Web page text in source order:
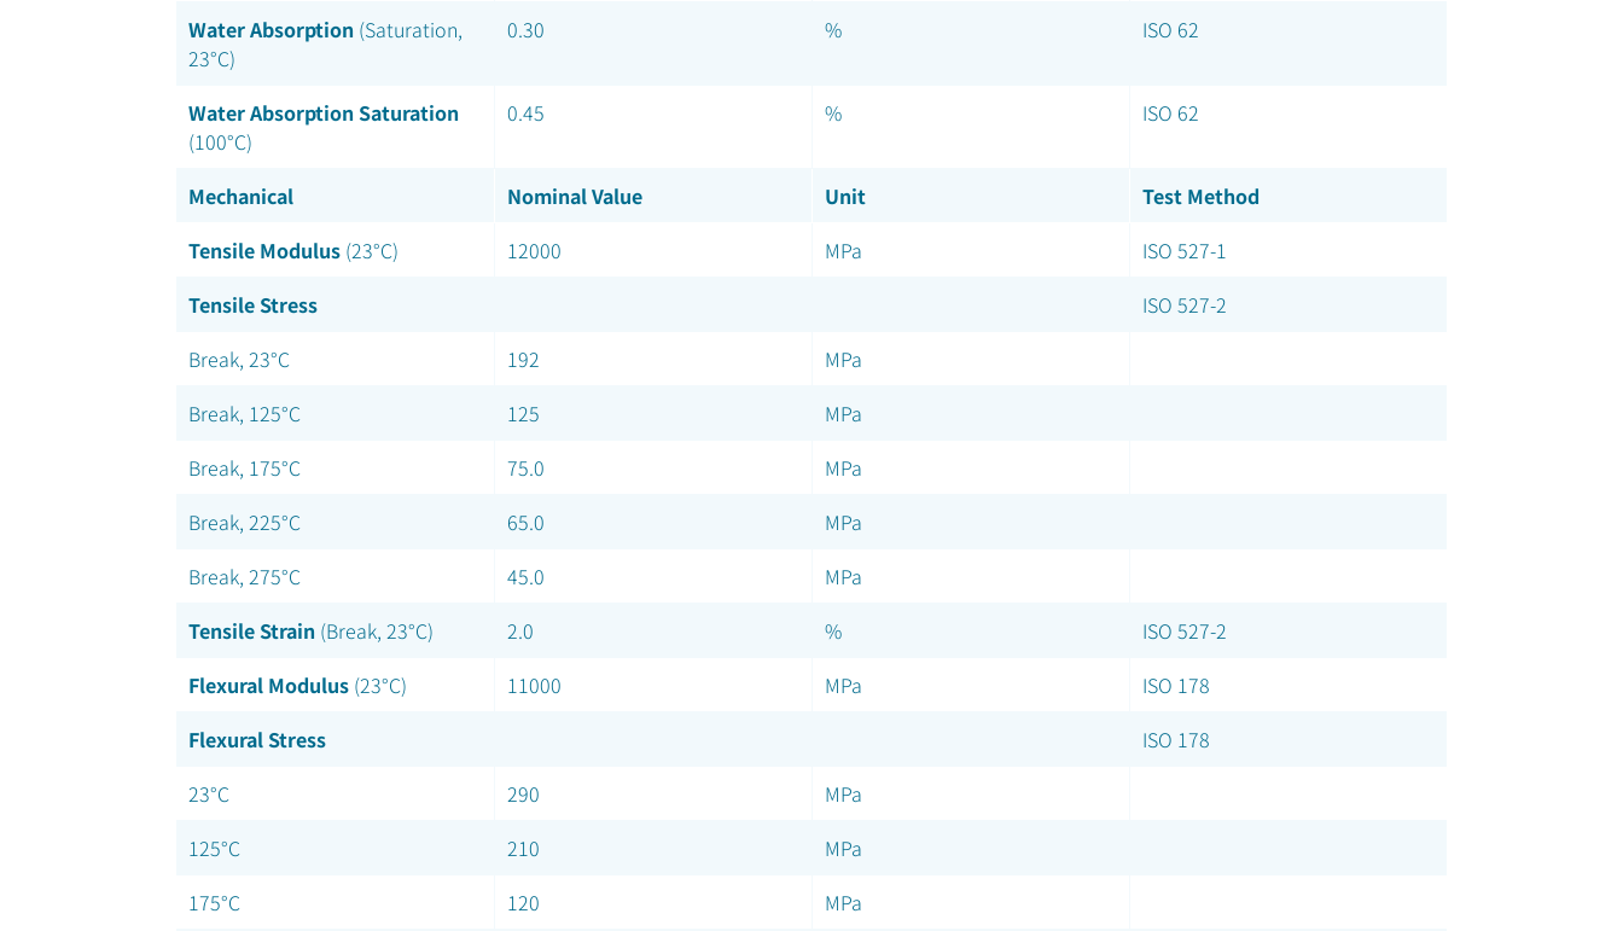
Water Absorption (Saturation,
23°C)
0.30 % ISO 62
Water Absorption Saturation
(100°C)
0.45 % ISO 62
Mechanical Nominal Value Unit
Test Method
Tensile Modulus(23°C) 12000 MPa
ISO 527-1
Tensile Stress
ISO 527-2
Break, 23°C
192
MPa
Break, 125°C
125
MPa
Break, 175°C
75.0
MPa
Break, 225°C
65.0
MPa
Break, 275°C
45.0
MPa
Tensile Strain (Break, 23°C) 2.0 %
ISO 527-2
Flexural Modulus(23°C) 11000 MPa
ISO 178
Flexural Stress
ISO 178
23°C
290
MPa
125°C
210
MPa
175°C
120
MPa